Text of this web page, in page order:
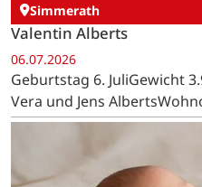
Simmerath
Valentin Alberts
06.07.2026
Geburtstag 6. JuliGewicht
Vera und Jens